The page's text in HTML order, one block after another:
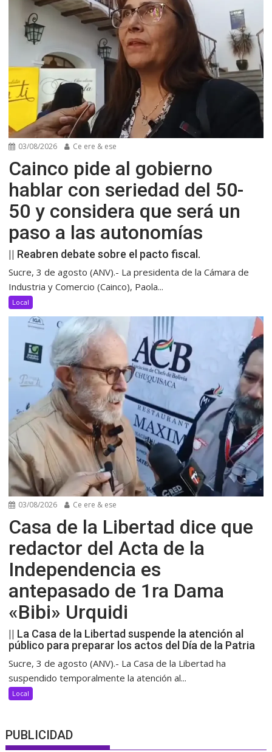
03/08/2026 Ce ere & ese
Cainco pide al gobierno
hablar con seriedad del 50-
50 y considera que será un
paso a las autonomías
|| Reabren debate sobre el pacto fiscal.
Sucre, 3 de agosto (ANV).- La presidenta de la Cámara de
Industria y Comercio (Cainco), Paola...
Local
03/08/2026 Ce ere & ese
Casa de la Libertad dice que
redactor del Acta de la
Independencia es
antepasado de 1ra Dama
«Bibi» Urquidi
|| La Casa de la Libertad suspende la atención al
público para preparar los actos del Día de la Patria
Sucre, 3 de agosto (ANV).- La Casa de la Libertad ha
suspendido temporalmente la atención al...
Local
PUBLICIDAD